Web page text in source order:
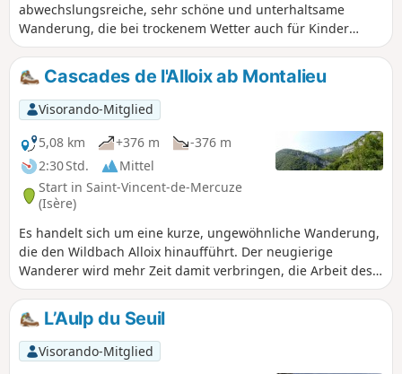
abwechslungsreiche, sehr schöne und unterhaltsame
Wanderung, die bei trockenem Wetter auch für Kinder
geeignet ist. Achtung, der Aufstieg zum Bach Ruisseau
l'Alloix kann bei Regen sehr rutschig sein. Der größte Teil
der Strecke verläuft unter Bäumen. Angenehm bei heißem
Wetter, mit einer kleinen Pause auf halber Strecke, um sich
an der Moulin Tardy (Picknicktisch) zu stärken und im Alloix
zu baden. Am besten im Frühling, wenn viel Wasser
vorhanden ist, sind die Wasserfälle wunderschön.
Cascades de l'Alloix ab Montalieu
Visorando-Mitglied
5,08 km
+376 m
-376 m
2:30 Std.
Mittel
Start in Saint-Vincent-de-Mercuze
(Isère)
Es handelt sich um eine kurze, ungewöhnliche Wanderung,
die den Wildbach Alloix hinaufführt. Der neugierige
Wanderer wird mehr Zeit damit verbringen, die Arbeit des
Wassers zu bewundern, als zu laufen. Diese Wanderung
kann mit einem Spaziergang durch die Gassen des alten
Dorfes oder, wie es vor Ort heißt, „auf den Wegen von
früher“ enden, wo eine örtliche Markierung den Wanderer
leiten kann.
L’Aulp du Seuil
Visorando-Mitglied